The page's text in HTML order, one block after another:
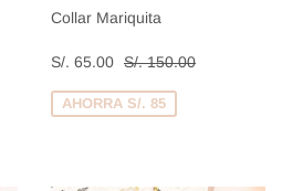
Collar Mariquita
Precio
de
venta
S/. 65.00 S/.
65.00
Precio habitual
S/. 150.00
AHORRA S/. 85